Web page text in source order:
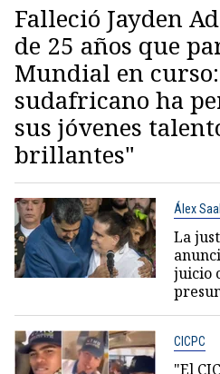
Falleció Jayden
de 25 años que
Mundial en
sudafricano ha
sus jóvenes
brillantes"
Álex
La
juicio
CICPC
"El